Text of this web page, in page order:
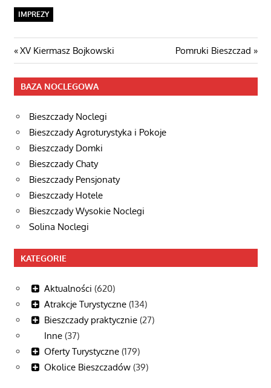
IMPREZY
Nawigacja
wpisu
Poprzedni
post:
XV Kiermasz Bojkowski
Następny
wpis
Pomruki Bieszczad
BAZA NOCLEGOWA
Bieszczady Noclegi
Bieszczady Agroturystyka i Pokoje
Bieszczady Domki
Bieszczady Chaty
Bieszczady Pensjonaty
Bieszczady Hotele
Bieszczady Wysokie Noclegi
Solina Noclegi
KATEGORIE
Aktualności (620)
Atrakcje Turystyczne (134)
Bieszczady praktycznie (27)
Inne (37)
Oferty Turystyczne (179)
Okolice Bieszczadów (39)